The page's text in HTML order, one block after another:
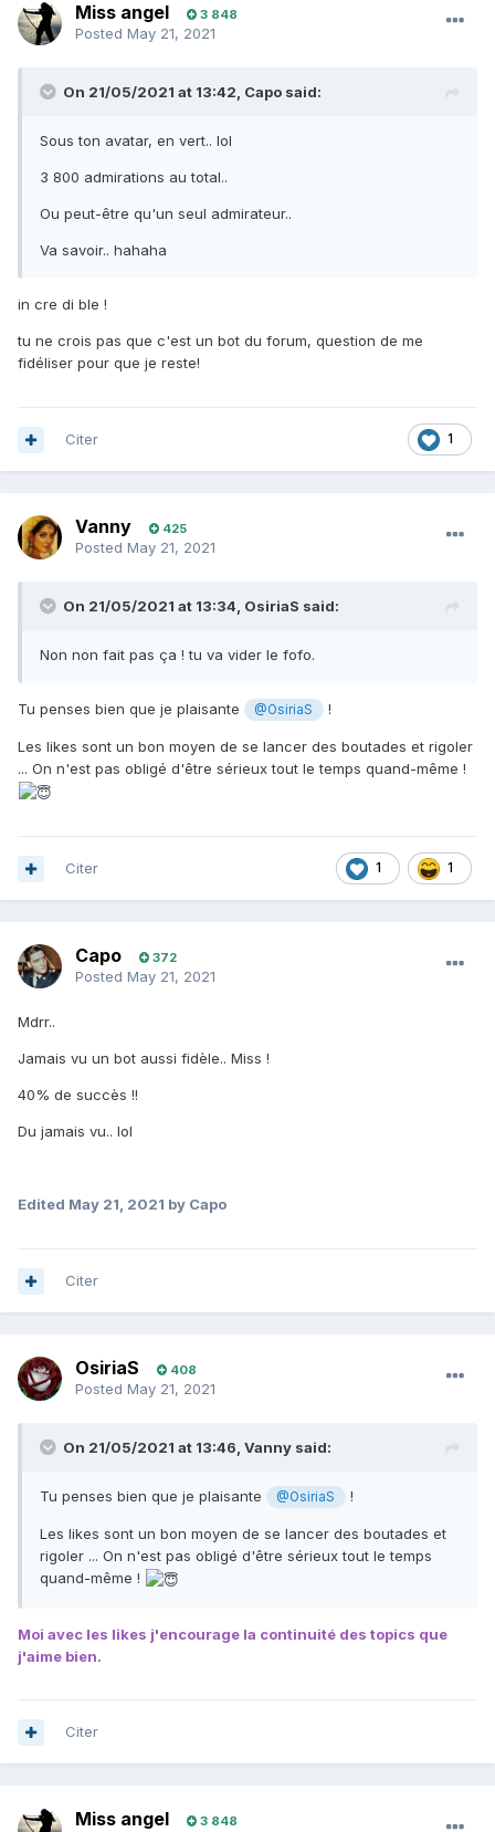
Miss angel 3 848
Posted May 21, 2021
On 21/05/2021 at 13:42, Capo said:
Sous ton avatar, en vert.. lol
3 800 admirations au total..
Ou peut-être qu'un seul admirateur..
Va savoir.. hahaha
in cre di ble !
tu ne crois pas que c'est un bot du forum, question de me
fidéliser pour que je reste!
1
Citer
Vanny 425
Posted May 21, 2021
On 21/05/2021 at 13:34, OsiriaS said:
Non non fait pas ça ! tu va vider le fofo.
Tu penses bien que je plaisante @OsiriaS !
Les likes sont un bon moyen de se lancer des boutades et rigoler
... On n'est pas obligé d'être sérieux tout le temps quand-même !
1 1
Citer
Capo 372
Posted May 21, 2021
Mdrr..
Jamais vu un bot aussi fidèle.. Miss !
40% de succès !!
Du jamais vu.. lol
Edited May 21, 2021 by Capo
Citer
OsiriaS 408
Posted May 21, 2021
On 21/05/2021 at 13:46, Vanny said:
Tu penses bien que je plaisante @OsiriaS !
Les likes sont un bon moyen de se lancer des boutades et
rigoler ... On n'est pas obligé d'être sérieux tout le temps
quand-même !
Moi avec les likes j'encourage la continuité des topics que
j'aime bien.
Citer
Miss angel 3 848